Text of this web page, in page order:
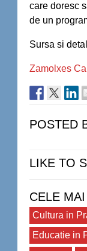
care doresc
de un
Sursa si
Zamolxes
POSTED
LIKE TO
CELE
Cultura in
Educatie in